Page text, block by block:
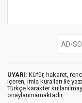
UYARI: Küfür, hakaret,
içeren, imla kuralları ile
Türkçe karakter
onaylanmamaktadır.